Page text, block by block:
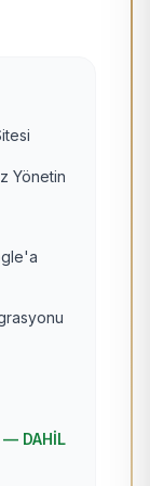
Yönetin
DAHİL